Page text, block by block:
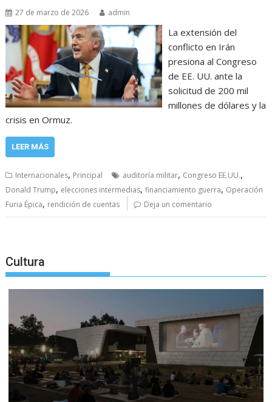
27 de marzo de 2026 admin
La extensión del
conflicto en Irán
presiona al Congreso
de EE. UU. ante la
solicitud de 200 mil
millones de dólares y la
crisis en Ormuz.
LEER MÁS
Internacionales, Principal auditoría militar, Congreso EE.UU.,
Donald Trump, elecciones intermedias,financiamiento guerra, Operación
Furia Épica, rendición de cuentas Deja un comentario
Cultura